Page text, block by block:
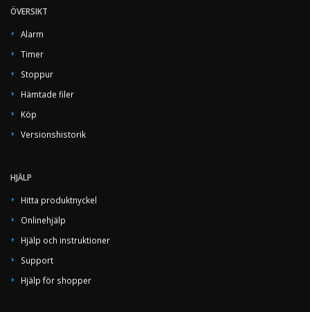
ÖVERSIKT
Alarm
Timer
Stoppur
Hämtade filer
Köp
Versionshistorik
HJÄLP
Hitta produktnyckel
Onlinehjälp
Hjälp och instruktioner
Support
Hjälp för shopper